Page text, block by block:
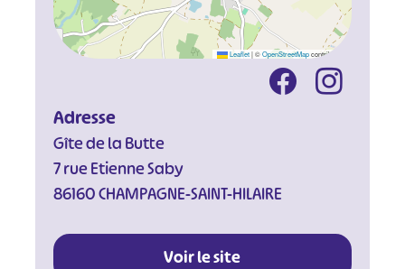
Leaflet |©OpenStreetMapcontributors
Adresse
Gîte de la Butte
7 rue Etienne Saby
86160 CHAMPAGNE-SAINT-HILAIRE
Voir le site